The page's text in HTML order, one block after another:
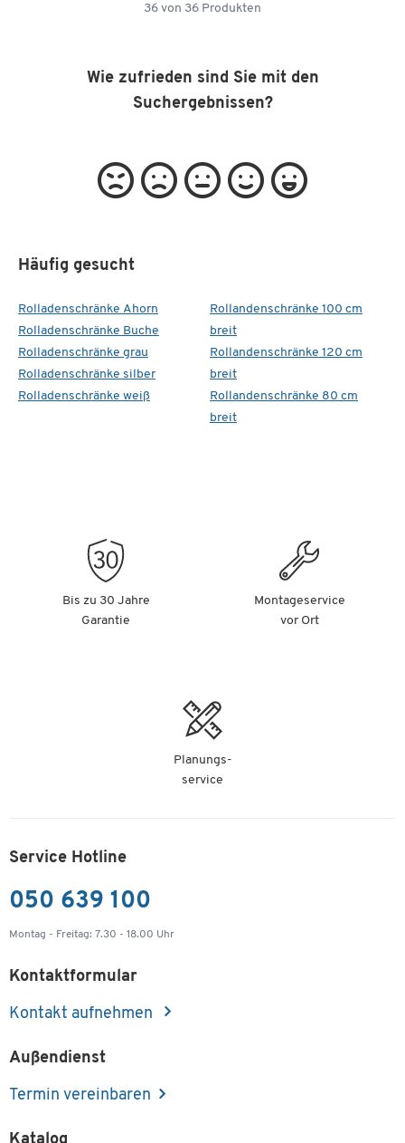
36 von 36 Produkten
Wie zufrieden sind Sie mit den
Suchergebnissen?
Häufig gesucht
Rolladenschränke Ahorn
Rolladenschränke Buche
Rolladenschränke grau
Rolladenschränke silber
Rolladenschränke weiß
Rollandenschränke 100 cm
breit
Rollandenschränke 120 cm
breit
Rollandenschränke 80 cm
breit
Bis zu 30 Jahre
Garantie
Montageservice
vor Ort
Planungs-
service
Service Hotline
050 639 100
Montag - Freitag: 7.30 - 18.00 Uhr
Kontaktformular
Kontakt aufnehmen
Außendienst
Termin vereinbaren